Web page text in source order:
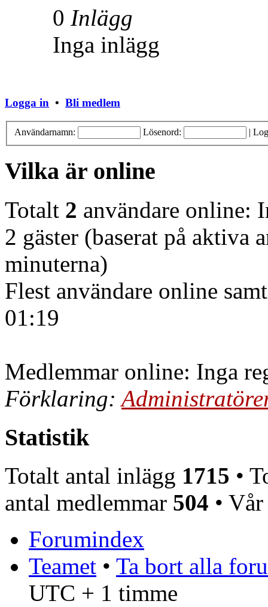
0 Inlägg
Inga inlägg
Logga in • Bli medlem
Användarnamn: Lösenord: |
Vilka är online
Totalt 2 användare online:
2 gäster (baserat på aktiva
minuterna)
Flest användare online
01:19
Medlemmar online: Inga
Förklaring:
Statistik
Totalt antal inlägg 1715 •
antal medlemmar 504 •
Forumindex
Teamet • Ta bort alla
UTC + 1 timme